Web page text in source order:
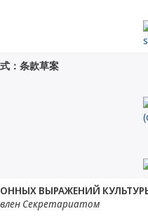
：条款草案
ВЫРАЖЕНИЙ
Секретариатом